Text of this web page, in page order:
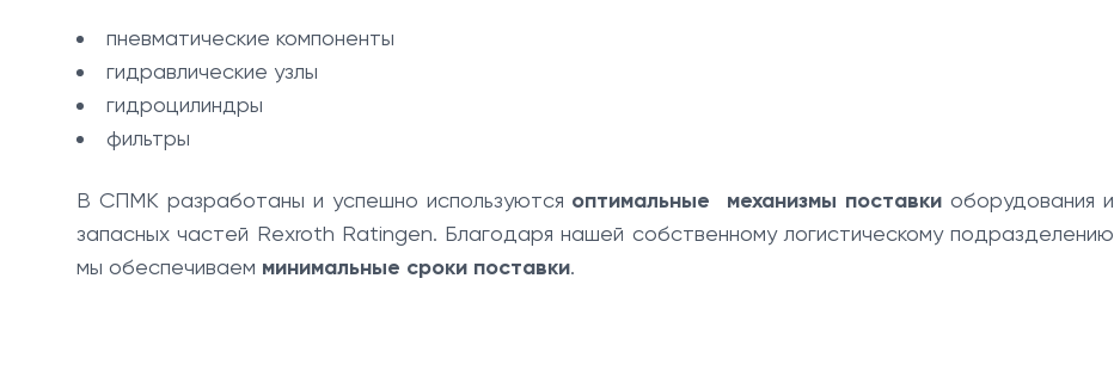
пневматические компоненты
гидравлические узлы
гидроцилиндры
фильтры
В СПМК разработаны и успешно используются оптимальные механизмы поставки оборудования и
запасных частей Rexroth Ratingen. Благодаря нашей собственному логистическому подразделению
мы обеспечиваем минимальные сроки поставки.